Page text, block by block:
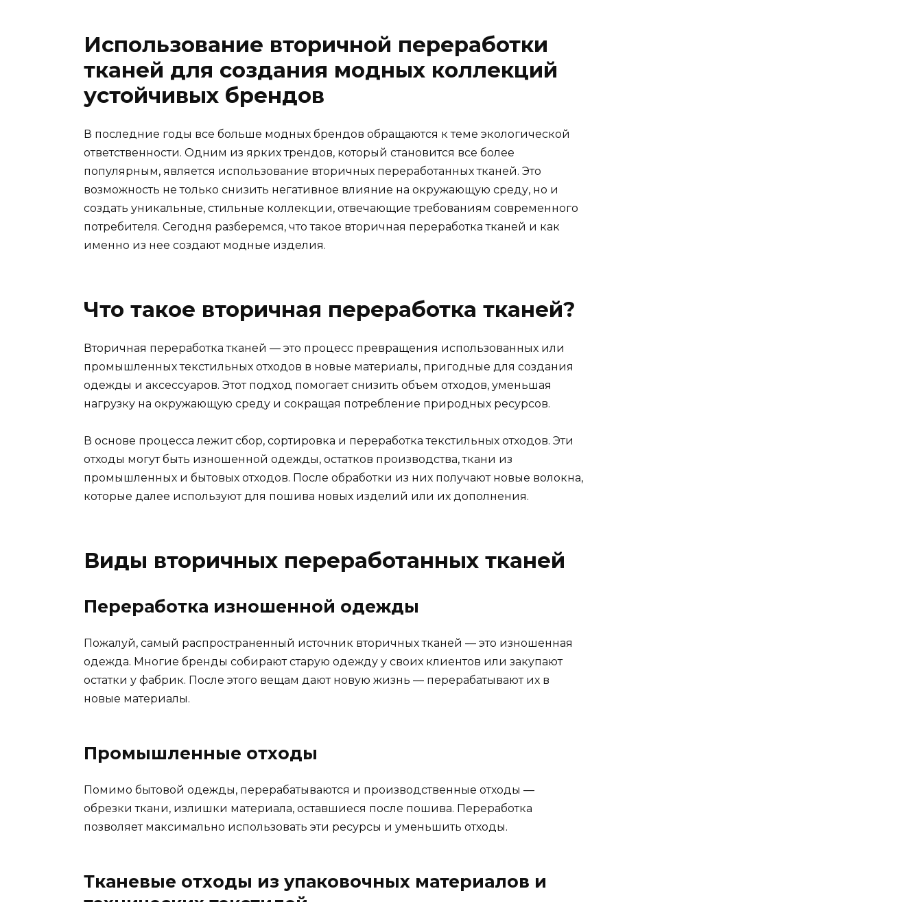
Использование вторичной переработки
тканей для создания модных коллекций
устойчивых брендов
В последние годы все больше модных брендов обращаются к теме экологической
ответственности. Одним из ярких трендов, который становится все более
популярным, является использование вторичных переработанных тканей. Это
возможность не только снизить негативное влияние на окружающую среду, но и
создать уникальные, стильные коллекции, отвечающие требованиям современного
потребителя. Сегодня разберемся, что такое вторичная переработка тканей и как
именно из нее создают модные изделия.
Что такое вторичная переработка тканей?
Вторичная переработка тканей — это процесс превращения использованных или
промышленных текстильных отходов в новые материалы, пригодные для создания
одежды и аксессуаров. Этот подход помогает снизить объем отходов, уменьшая
нагрузку на окружающую среду и сокращая потребление природных ресурсов.
В основе процесса лежит сбор, сортировка и переработка текстильных отходов. Эти
отходы могут быть изношенной одежды, остатков производства, ткани из
промышленных и бытовых отходов. После обработки из них получают новые волокна,
которые далее используют для пошива новых изделий или их дополнения.
Виды вторичных переработанных тканей
Переработка изношенной одежды
Пожалуй, самый распространенный источник вторичных тканей — это изношенная
одежда. Многие бренды собирают старую одежду у своих клиентов или закупают
остатки у фабрик. После этого вещам дают новую жизнь — перерабатывают их в
новые материалы.
Промышленные отходы
Помимо бытовой одежды, перерабатываются и производственные отходы —
обрезки ткани, излишки материала, оставшиеся после пошива. Переработка
позволяет максимально использовать эти ресурсы и уменьшить отходы.
Тканевые отходы из упаковочных материалов и